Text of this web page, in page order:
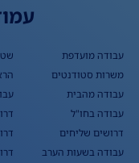
עבודה מועדפת
משרות סטודנטים
עבודה מהבית
עבודה בחו"ל
דרושים שליחים
עבודה בשעות הערב